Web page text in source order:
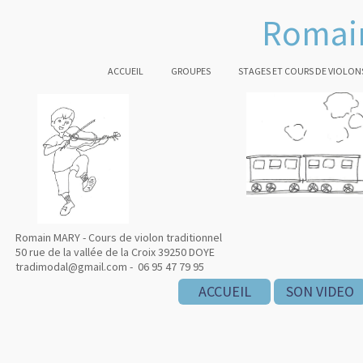
ACCUEIL GROUPES STAGES ET COURS DE
Romain MARY - Cours de violon traditionnel
50 rue de la vallée de la Croix 39250 DOYE
tradimodal@gmail.com - 06 95 47 79 95
SON VIDEO
ACCUEIL